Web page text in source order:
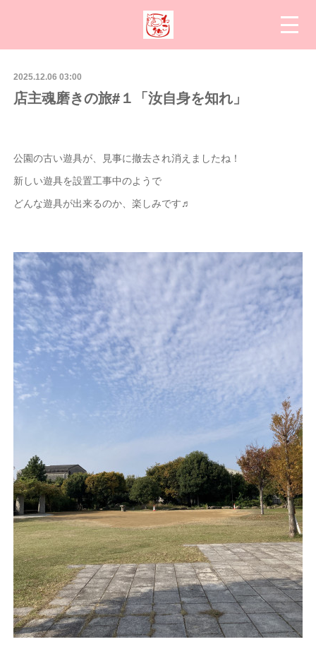
2025.12.06 03:00
店主魂磨きの旅#１「汝自身を知れ」
公園の古い遊具が、見事に撤去され消えましたね！
新しい遊具を設置工事中のようで
どんな遊具が出来るのか、楽しみです♬